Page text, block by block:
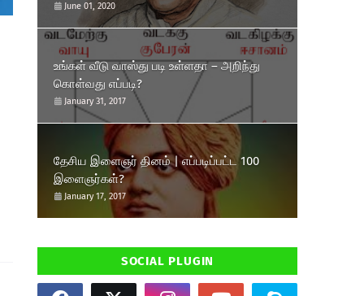
June 01, 2020
உங்கள் வீடு வாஸ்து படி உள்ளதா – அறிந்து
கொள்வது எப்படி?
January 31, 2017
தேசிய இளைஞர் தினம் | எப்படிப்பட்ட 100
இளைஞர்கள்?
January 17, 2017
SOCIAL PLUGIN